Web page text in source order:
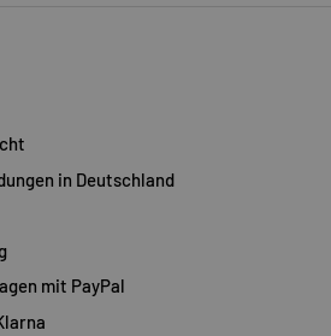
in Deutschland
mit PayPal